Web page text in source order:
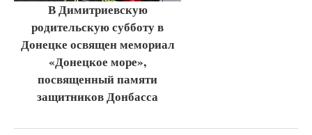
В Димитриевскую
родительскую субботу в
Донецке освящен мемориал
«Донецкое море»,
посвященный памяти
защитников Донбасса